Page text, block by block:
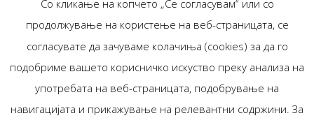
Антолог Боокс дооел
Со кликање на копчето „Се согласувам“ или со
продолжување на користење на веб-страницата, се
согласувате да зачуваме колачиња (cookies) за да го
подобриме вашето корисничко искуство преку анализа на
употребата на веб-страницата, подобрување на
навигацијата и прикажување на релевантни содржини. За